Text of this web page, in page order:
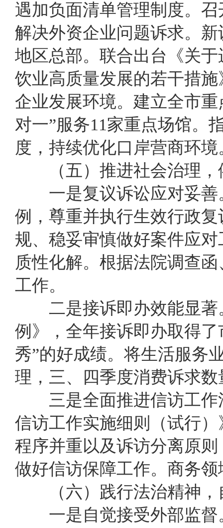
遇加负面清单管理制度。 召
解决外资企业问题诉求。 新
地区总部。 联合出台 《关
饮业高质量发展的若干措
企业发展环境。建立全市
对一”服务11家重点场馆。
度，持续优化口岸营商环境
（五） 推进社会治理，
一是复议诉讼应对妥善
例，尊重并执行生效行政
规、稳妥审慎做好案件应
质性化解。根据法院调查
工作。
二是接诉即办效能显著
例》，全年接诉即办取得
秀”的好成绩。将生活服务
理，三、四季度消费诉求
三是全面推进信访工作
信访工作实施细则（试行）
程序并重以及诉访分离原则
做好信访保障工作。商务
（六） 践行法治精神，
一是自觉接受外部监督